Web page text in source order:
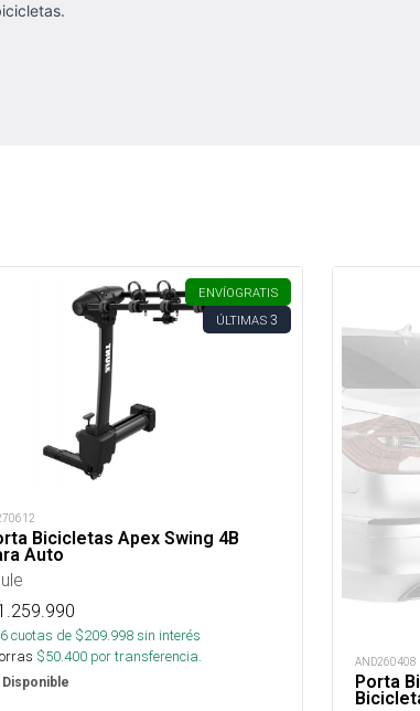
ENVÍOGRATIS
ÚLTIMAS 3
Bicicletas Apex Swing 4B
Auto
6cuotas de $209.998sin interés
$50.400 por transferencia.
Disponible
AND260408
Porta